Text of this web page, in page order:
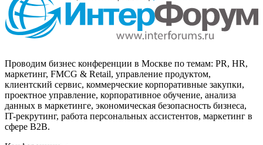
Проводим бизнес конференции в Москве по темам: PR, HR,
маркетинг, FMCG & Retail, управление продуктом,
клиентский сервис, коммерческие корпоративные закупки,
проектное управление, корпоративное обучение, анализа
данных в маркетинге, экономическая безопасность бизнеса,
IT-рекрутинг, работа персональных ассистентов, маркетинг в
сфере B2B.